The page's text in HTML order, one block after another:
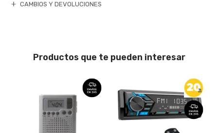
CAMBIOS Y DEVOLUCIONES
Productos que te pueden interesar